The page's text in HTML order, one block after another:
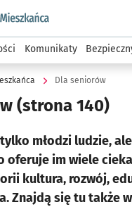
wroclaw.pl podserwis:
Komunikaty
Dla seniorów
(strona 140)
młodzi ludzie,
oferuje im wiele
kultura, rozwój,
Znajdą się tu także